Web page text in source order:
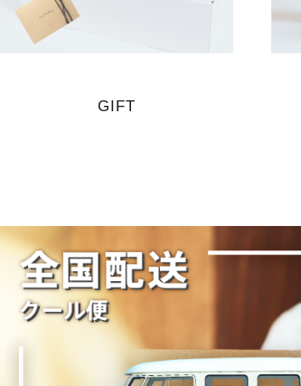
GIFT